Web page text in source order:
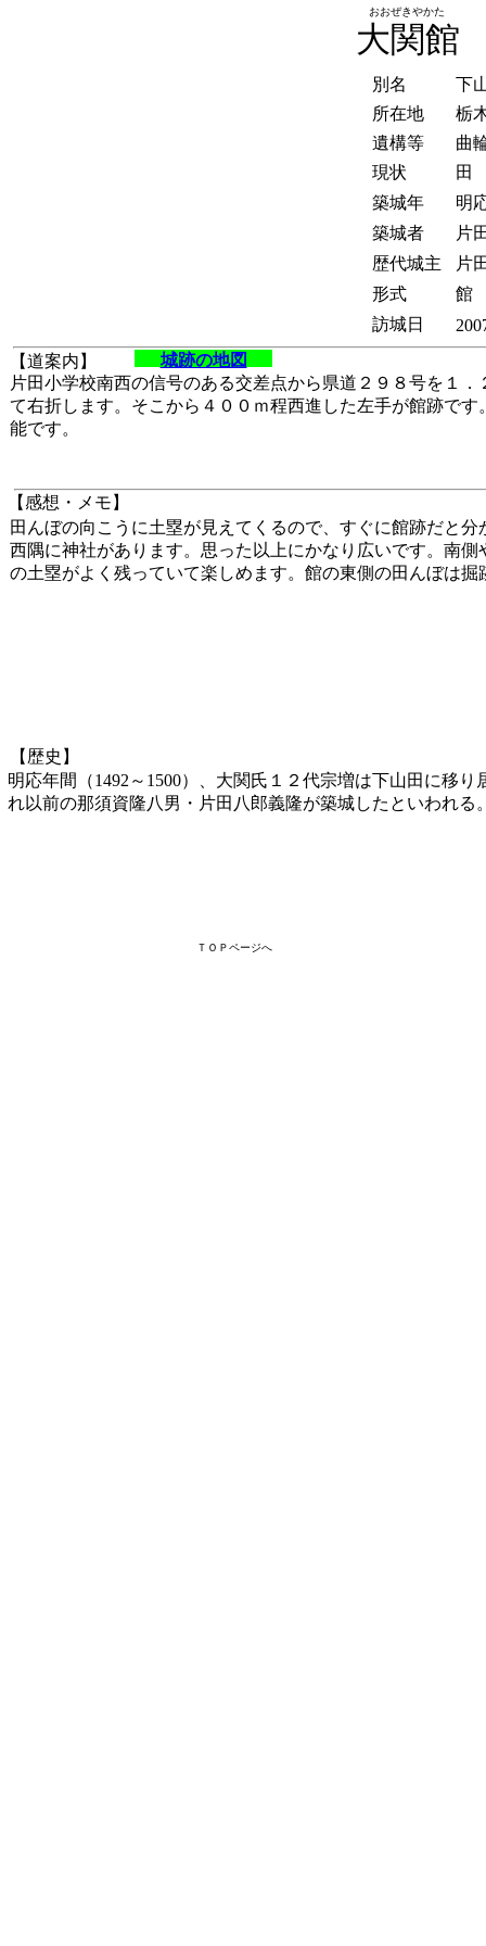
大関館
田んぼの向こうに土塁が見えてくるので、すぐに館跡だと
西隅に神社があります。思った以上にかなり広いです。南
の土塁がよく残っていて楽しめます。館の東側の田んぼは掘
【感想・メモ】
城跡の地図
【道案内】
片田小学校南西の信号のある交差点から県道２９８号を１．
て右折します。そこから４００ｍ程西進した左手が館跡です
能です。
別名
下
所在地
栃
遺構等
曲
現状
田
築城年
明
築城者
片
歴代城主
片
形式
館
訪城日
おおぜきやかた
【歴史】
ＴＯＰページへ
明応年間（1492～1500）、大関氏１２代宗増は下山田に移
れ以前の那須資隆八男・片田八郎義隆が築城したといわれる